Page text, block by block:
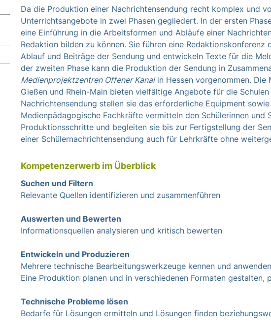
Da die Produktion einer Nachrichtensendung recht komplex und
Unterrichtsangebote in zwei Phasen gegliedert. In der ersten
eine Einführung in die Arbeitsformen und Abläufe einer
Redaktion bilden zu können. Sie führen eine Redaktionskonferenz
Ablauf und Beiträge der Sendung und entwickeln Texte für die
der zweiten Phase kann die Produktion der Sendung in
Medienprojektzentren Offener Kanalin Hessen vorgenommen. Die
Gießen und Rhein-Main bieten vielfältige Angebote für die
Nachrichtensendung stellen sie das erforderliche Equipment
Medienpädagogische Fachkräfte vermitteln den Schülerinnen und
Produktionsschritte und begleiten sie bis zur Fertigstellung der
einer Schülernachrichtensendung auch für Lehrkräfte ohne
Kompetenzerwerb im Überblick
Suchen und Filtern
Relevante Quellen identifizieren und zusammenführen
Auswerten und Bewerten
Informationsquellen analysieren und kritisch bewerten
Entwickeln und Produzieren
Mehrere technische Bearbeitungswerkzeuge kennen und anwenden
Eine Produktion planen und in verschiedenen Formaten
Technische Probleme lösen
Bedarfe für Lösungen ermitteln und Lösungen finden